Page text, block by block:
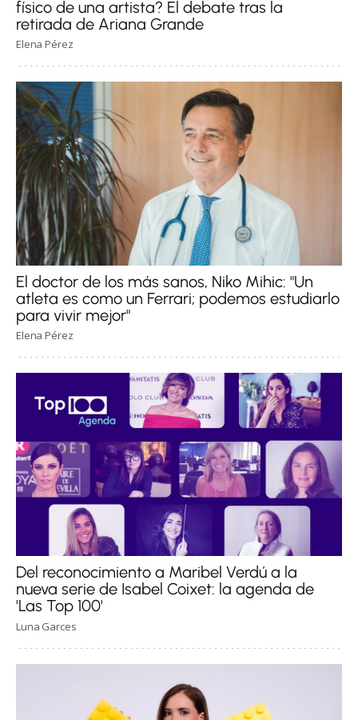
físico de una artista? El debate tras la
retirada de Ariana Grande
Elena Pérez
El doctor de los más sanos, Niko Mihic: "Un
atleta es como un Ferrari; podemos estudiarlo
para vivir mejor"
Elena Pérez
Del reconocimiento a Maribel Verdú a la
nueva serie de Isabel Coixet: la agenda de
'Las Top 100'
Luna Garces